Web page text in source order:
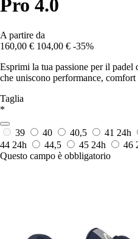
Pro 4.0
A partire da
160,00 € 104,00 € -35%
Esprimi la tua passione per il padel
che uniscono performance, comfort
Taglia
*
39 40 40,5 41 24h
44 24h 44,5 45 24h 46
Questo campo è obbligatorio